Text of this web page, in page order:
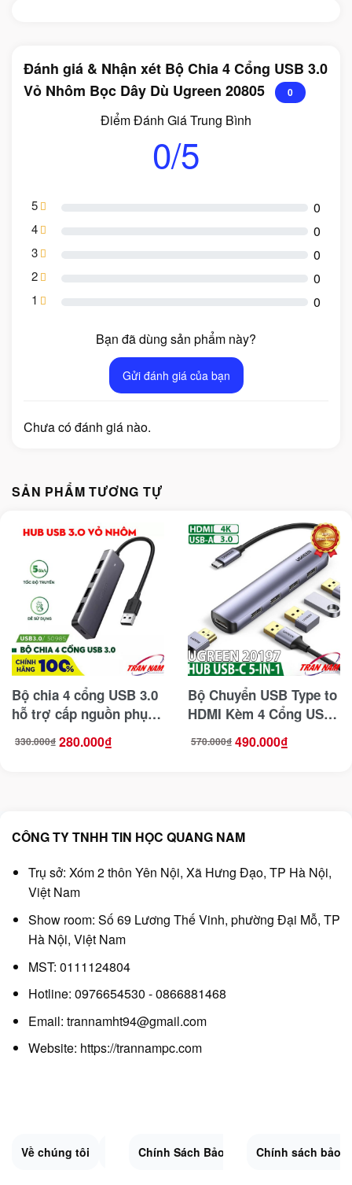
Đánh giá & Nhận xét Bộ Chia 4 Cổng USB 3.0
Vỏ Nhôm Bọc Dây Dù Ugreen 20805
0
Điểm Đánh Giá Trung Bình
0/5
5 0
4 0
3 0
2 0
1 0
Bạn đã dùng sản phẩm này?
Gửi đánh giá của bạn
Chưa có đánh giá nào.
SẢN PHẨM TƯƠNG TỰ
Bộ chia 4 cổng USB 3.0
hỗ trợ cấp nguồn phụ
330.000₫
Giá
gốc 280.000₫
Giá
hiện
Bộ Chuyển USB Type to
HDMI Kèm 4 Cổng USB
570.000₫
Giá
gốc 490.000₫
Giá
hiện
CÔNG TY TNHH TIN HỌC QUANG NAM
Trụ sở: Xóm 2 thôn Yên Nội, Xã Hưng Đạo, TP Hà Nội,
Việt Nam
Show room: Số 69 Lương Thế Vinh, phường Đại Mỗ, TP
Hà Nội, Việt Nam
MST: 0111124804
Hotline: 0976654530 - 0866881468
Email: trannamht94@gmail.com
Website: https://trannampc.com
Về chúng tôi Liên Hệ Quy Định Chung Sitemap.XML
Chính Sách Bảo Mật Đổi trả và hoàn
Chính sách bảo